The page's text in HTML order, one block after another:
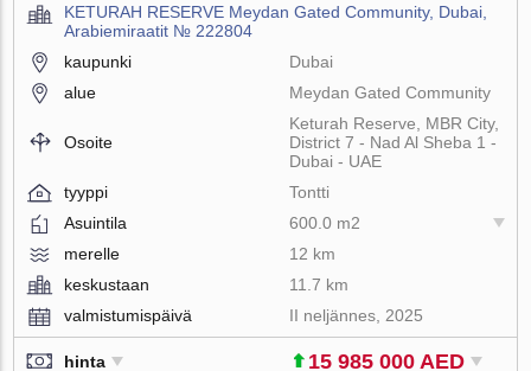
KETURAH RESERVE Meydan Gated Community, Dubai,
Arabiemiraatit № 222804
kaupunki
Dubai
alue
Meydan Gated Community
Osoite
Keturah Reserve, MBR City,
District 7 - Nad Al Sheba 1 -
Dubai - UAE
tyyppi
Tontti
Asuintila
600.0 m2
merelle
12 km
keskustaan
11.7 km
valmistumispäivä
II neljännes, 2025
hinta 15 985 000 AED